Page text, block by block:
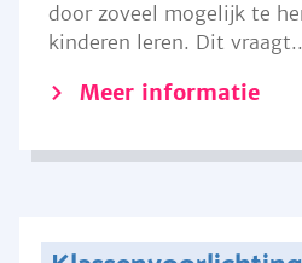
door zoveel mogelijk te
kinderen leren. Dit
Meer informatie